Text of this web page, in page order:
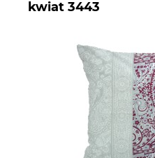
kwiat 3443